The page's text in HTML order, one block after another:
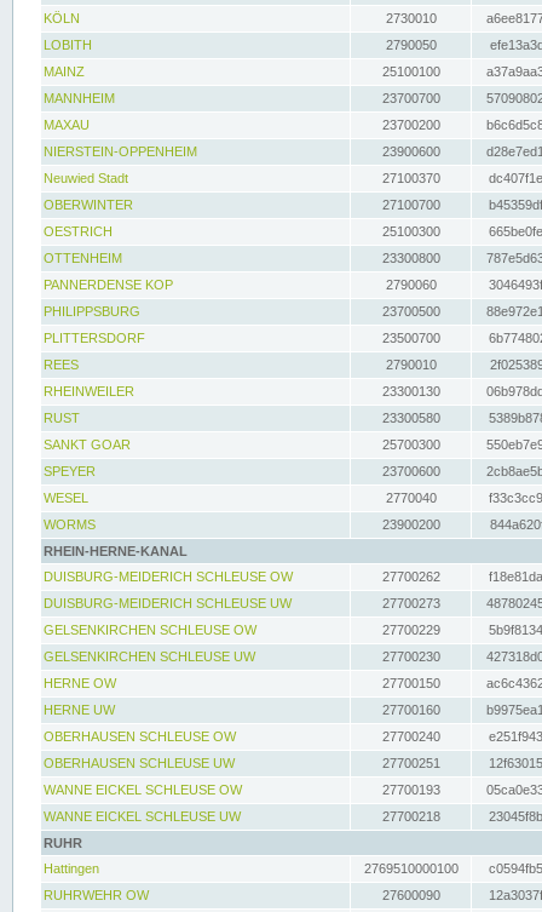
KÖLN
2730010
LOBITH
2790050
MAINZ
25100100
MANNHEIM
23700700
MAXAU
23700200
NIERSTEIN-OPPENHEIM
23900600
Neuwied Stadt
27100370
OBERWINTER
27100700
OESTRICH
25100300
OTTENHEIM
23300800
PANNERDENSE KOP
2790060
PHILIPPSBURG
23700500
PLITTERSDORF
23500700
REES
2790010
RHEINWEILER
23300130
RUST
23300580
SANKT GOAR
25700300
SPEYER
23700600
WESEL
2770040
WORMS
23900200
RHEIN-HERNE-KANAL
DUISBURG-MEIDERICH SCHLEUSE OW
27700262
DUISBURG-MEIDERICH SCHLEUSE UW
27700273
GELSENKIRCHEN SCHLEUSE OW
27700229
GELSENKIRCHEN SCHLEUSE UW
27700230
HERNE OW
27700150
HERNE UW
27700160
OBERHAUSEN SCHLEUSE OW
27700240
OBERHAUSEN SCHLEUSE UW
27700251
WANNE EICKEL SCHLEUSE OW
27700193
WANNE EICKEL SCHLEUSE UW
27700218
RUHR
Hattingen
2769510000100
RUHRWEHR OW
27600090